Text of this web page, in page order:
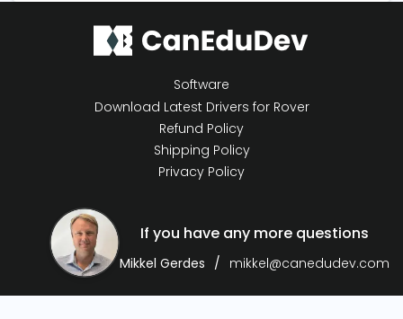
Software
Download Latest Drivers for Rover
Refund Policy
Shipping Policy
Privacy Policy
If you have any more questions
Mikkel Gerdes mikkel@canedudev.com